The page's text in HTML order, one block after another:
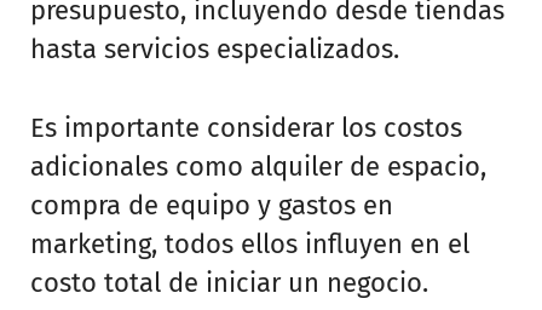
presupuesto, incluyendo desde tiendas
hasta servicios especializados.
Es importante considerar los costos
adicionales como alquiler de espacio,
compra de equipo y gastos en
marketing, todos ellos influyen en el
costo total de iniciar un negocio.